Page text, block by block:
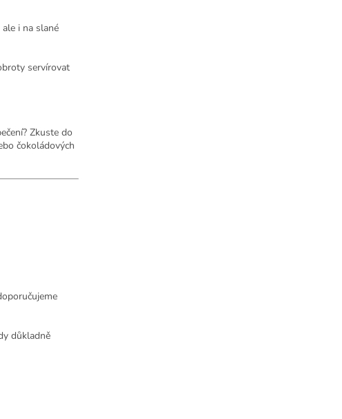
i na slané
servírovat
Zkuste do
čokoládových
důkladně